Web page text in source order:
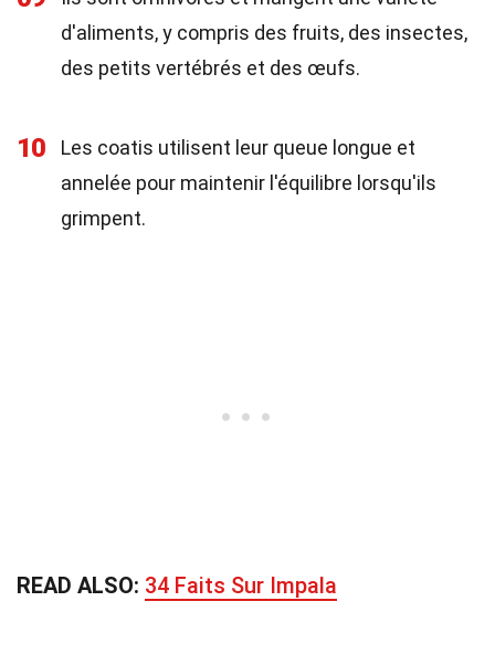
d'aliments, y compris des fruits, des insectes,
des petits vertébrés et des œufs.
10
Les coatis utilisent leur queue longue et
annelée pour maintenir l'équilibre lorsqu'ils
grimpent.
READ ALSO: 34 Faits Sur Impala